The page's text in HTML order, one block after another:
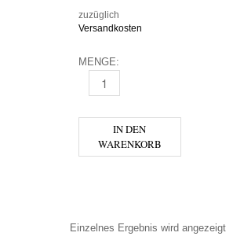
zuzüglich
Versandkosten
MENGE:
FIREBALL RED HOT LIQUEUR
IN DEN
WARENKORB
Einzelnes Ergebnis wird angezeigt